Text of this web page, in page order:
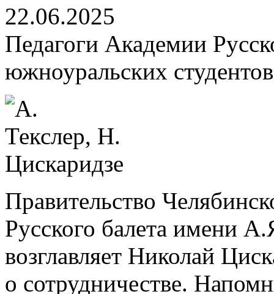
22.06.2025
Педагоги Академии
южноуральских студентов
Правительство
Русского балета имени
возглавляет Николай
о сотрудничестве.